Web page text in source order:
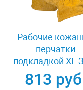
Рабочие
перчатки
подкладкой XL
МАСТЕР 1135-
813